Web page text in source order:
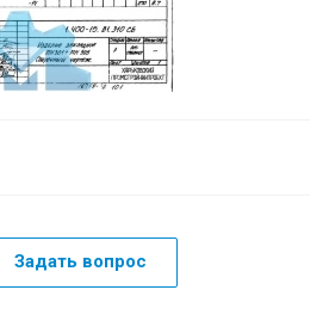
Задать вопрос